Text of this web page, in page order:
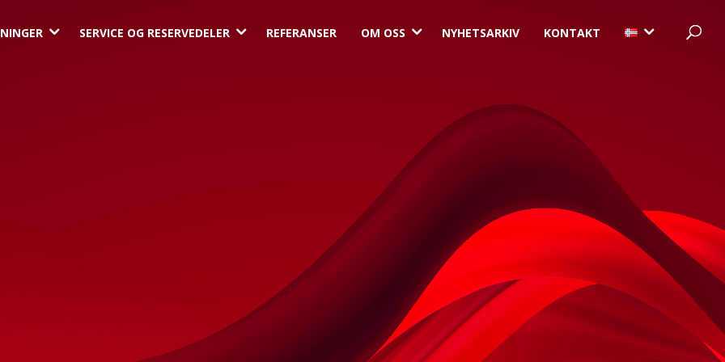
3 SERVICE OG RESERVEDELER 3 REFERANSER OM OSS 3 NYHETSARKIV KONTAKT 3